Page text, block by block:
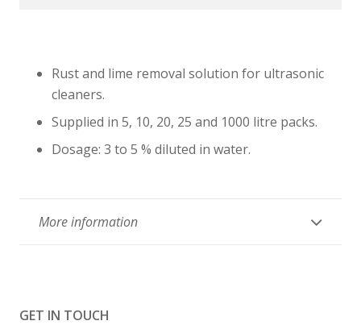
Rust and lime removal solution for ultrasonic
cleaners.
Supplied in 5, 10, 20, 25 and 1000 litre packs.
Dosage: 3 to 5 % diluted in water.
More information
GET IN TOUCH